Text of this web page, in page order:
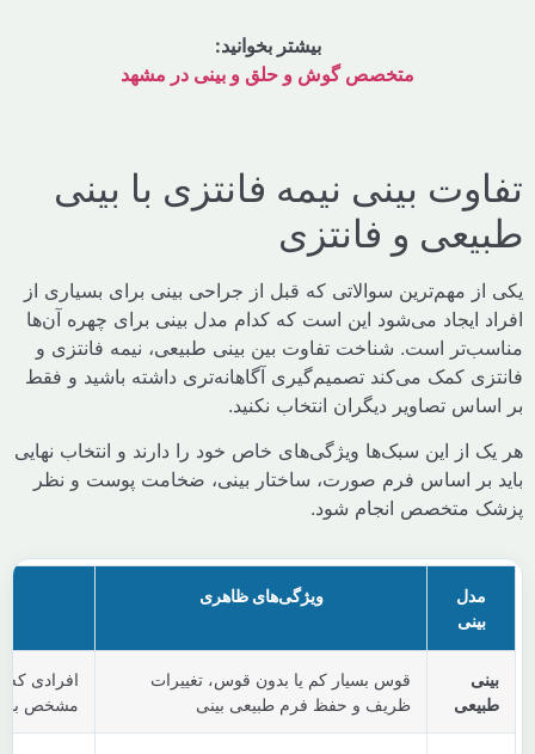
بیشتر بخوانید:
متخصص گوش و حلق و بینی در مشهد
بینی نیمه فانتزی با بینی
و فانتزی
مهم‌ترین سوالاتی که قبل از جراحی بینی برای بسیاری از
ایجاد می‌شود این است که کدام مدل بینی برای چهره آن‌ها
است. شناخت تفاوت بین بینی طبیعی، نیمه فانتزی و
کمک می‌کند تصمیم‌گیری آگاهانه‌تری داشته باشید و فقط
تصاویر دیگران انتخاب نکنید.
از این سبک‌ها ویژگی‌های خاص خود را دارند و انتخاب نهایی
اساس فرم صورت، ساختار بینی، ضخامت پوست و نظر
متخصص انجام شود.
ویژگی‌های ظاهری
قوس بسیار کم یا بدون قوس، تغییرات
ظریف و حفظ فرم طبیعی بینی
افرادی که
مشخص باشد